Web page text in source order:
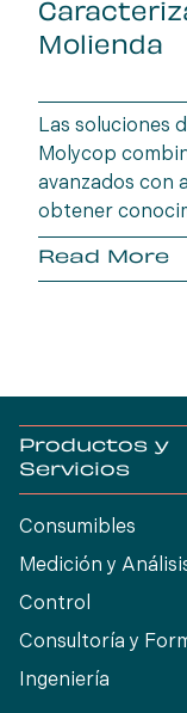
Molienda
Las soluciones
Molycop
avanzados con
obtener
holístico de
Read More
Productos y
Servicios
Consumibles
Medición y
Control
Consultoría y
Ingeniería